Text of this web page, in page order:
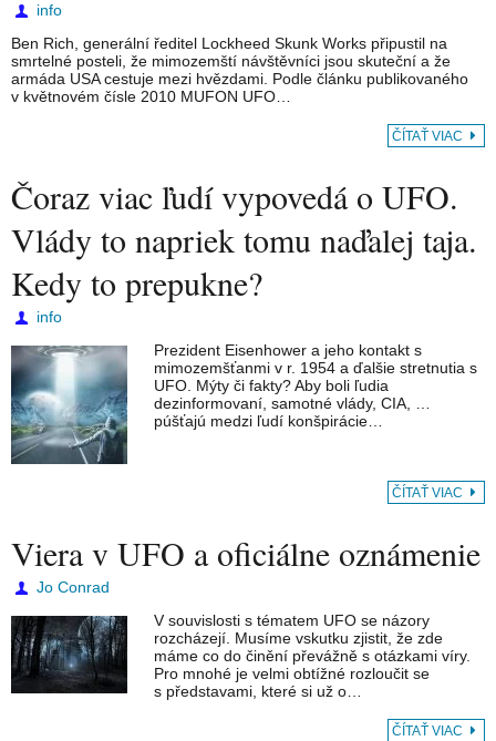
info
Ben Rich, generální ředitel Lockheed Skunk Works připustil na
smrtelné posteli, že mimozemští návštěvníci jsou skuteční a že
armáda USA cestuje mezi hvězdami. Podle článku publikovaného
v květnovém čísle 2010 MUFON UFO…
ČÍTAŤ VIAC
Čoraz viac ľudí vypovedá o UFO.
Vlády to napriek tomu naďalej taja.
Kedy to prepukne?
info
Prezident Eisenhower a jeho kontakt s
mimozemšťanmi v r. 1954 a ďalšie stretnutia s
UFO. Mýty či fakty? Aby boli ľudia
dezinformovaní, samotné vlády, CIA, …
púšťajú medzi ľudí konšpirácie…
ČÍTAŤ VIAC
Viera v UFO a oficiálne oznámenie
Jo Conrad
V souvislosti s tématem UFO se názory
rozcházejí. Musíme vskutku zjistit, že zde
máme co do činění převážně s otázkami víry.
Pro mnohé je velmi obtížné rozloučit se
s představami, které si už o…
ČÍTAŤ VIAC